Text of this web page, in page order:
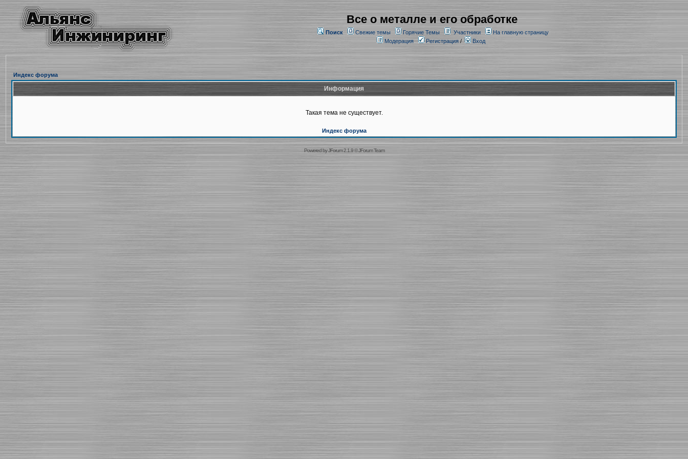
Все о металле и его обработке
Поиск Свежие темы Горячие Темы Участники
На главную страницу
Модерация
Регистрация/ Вход
Индекс форума
Информация
Такая тема не существует.
Индекс форума
Powered byJForum 2.1.9©JForum Team